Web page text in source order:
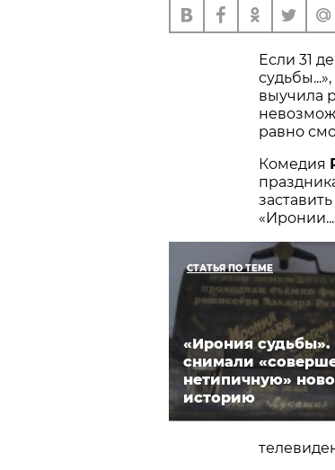
Если 31
выучила
равно
Комедия
СТАТЬЯ ПО ТЕМЕ
«Ирония судьбы».
снимали
нетипичную»
историю